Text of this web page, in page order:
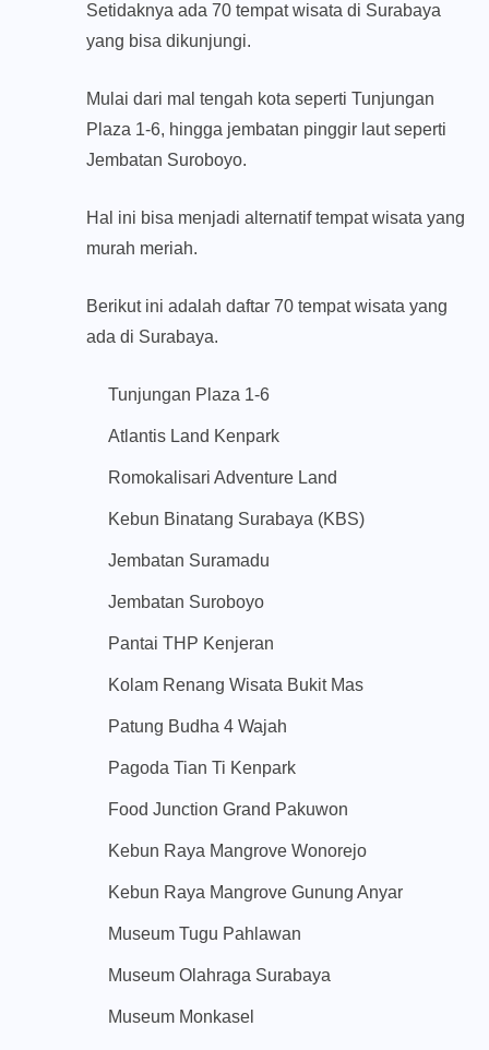
Setidaknya ada 70 tempat wisata di Surabaya
yang bisa dikunjungi.
Mulai dari mal tengah kota seperti Tunjungan
Plaza 1-6, hingga jembatan pinggir laut seperti
Jembatan Suroboyo.
Hal ini bisa menjadi alternatif tempat wisata yang
murah meriah.
Berikut ini adalah daftar 70 tempat wisata yang
ada di Surabaya.
Tunjungan Plaza 1-6
Atlantis Land Kenpark
Romokalisari Adventure Land
Kebun Binatang Surabaya (KBS)
Jembatan Suramadu
Jembatan Suroboyo
Pantai THP Kenjeran
Kolam Renang Wisata Bukit Mas
Patung Budha 4 Wajah
Pagoda Tian Ti Kenpark
Food Junction Grand Pakuwon
Kebun Raya Mangrove Wonorejo
Kebun Raya Mangrove Gunung Anyar
Museum Tugu Pahlawan
Museum Olahraga Surabaya
Museum Monkasel